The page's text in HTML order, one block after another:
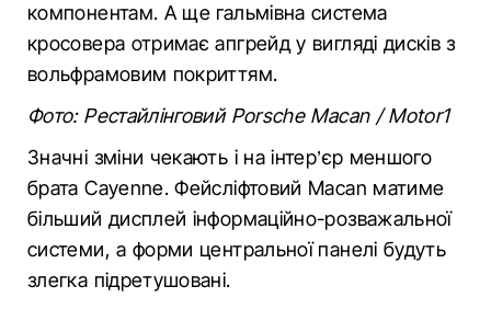
компонентам. А ще гальмівна система
кросовера отримає апгрейд у вигляді дисків з
вольфрамовим покриттям.
Фото: Рестайлінговий Porsche Macan / Мotor1
Значні зміни чекають і на інтер’єр меншого
брата Cayenne. Фейсліфтовий Macan матиме
більший дисплей інформаційно-розважальної
системи, а форми центральної панелі будуть
злегка підретушовані.